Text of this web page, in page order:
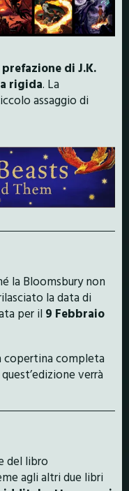
di J.K.
rigida. La
assaggio di
la Bloomsbury non
la data di
per il 9 Febbraio
copertina completa
verrà
del libro
agli altri due libri